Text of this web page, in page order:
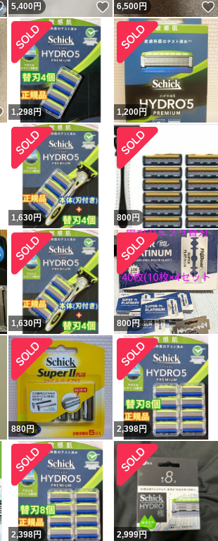
いいね！
5,400円 いいね！
6,500円
いいね！
1,298円 1,200円
1,630円 800 円
1,630円 800円
880円 2,398円
2,398円 2,999円